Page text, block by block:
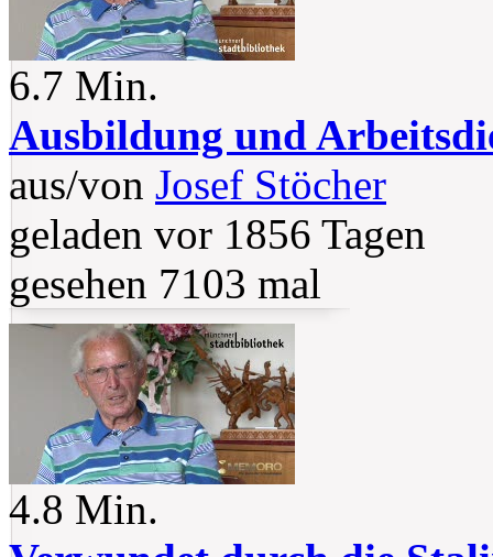
6.7 Min.
Ausbildung und
aus/von Josef Stöcher
geladen vor 1856 Tagen
gesehen 7103 mal
4.8 Min.